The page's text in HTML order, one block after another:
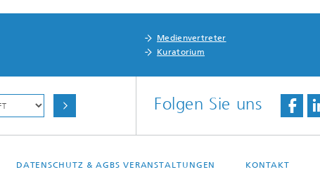
Medienvertreter
Kuratorium
Folgen Sie uns
DATENSCHUTZ & AGBS VERANSTALTUNGEN KONTAKT